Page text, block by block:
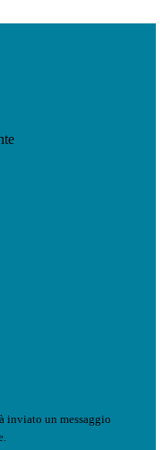
inviato un messaggio